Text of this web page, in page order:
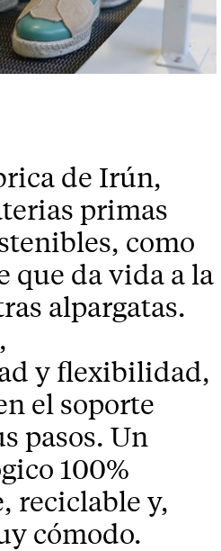
de Irún,
primas
como
que da vida a la
alpargatas.
y flexibilidad,
el soporte
pasos. Un
100%
reciclable y,
cómodo.